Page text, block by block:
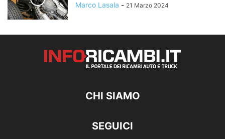
Marco Lasala - 21 Marzo 2024
CHI SIAMO
SEGUICI